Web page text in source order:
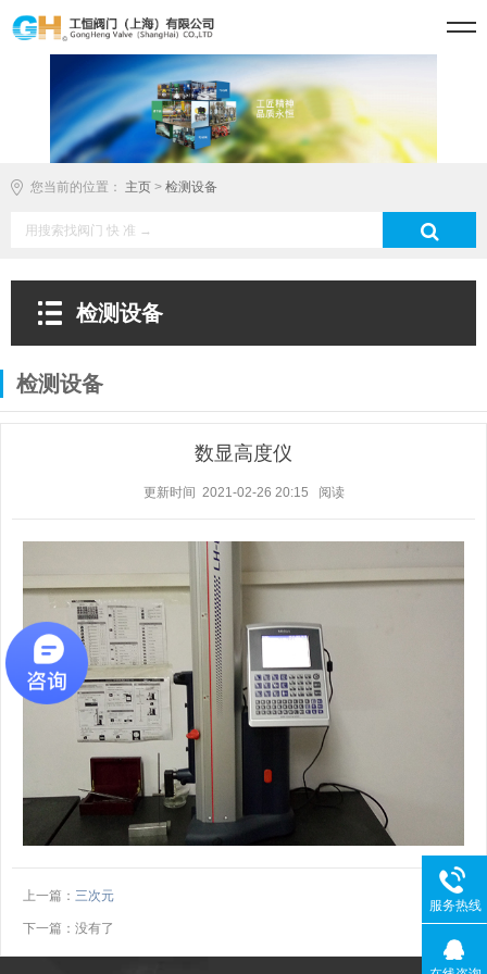
您当前的位置： 主页 > 检测设备
检测设备
检测设备
数显高度仪
更新时间 2021-02-26 20:15 阅读
上一篇： 三次元
下一篇：没有了
服务热线